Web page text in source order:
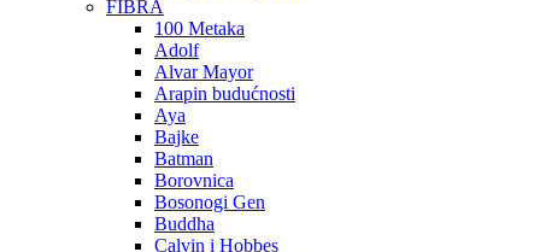
FIBRA
100 Metaka
Adolf
Alvar Mayor
Arapin budućnosti
Aya
Bajke
Batman
Borovnica
Bosonogi Gen
Buddha
Calvin i Hobbes